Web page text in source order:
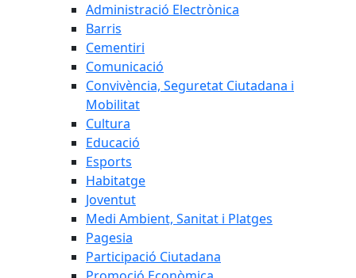
Administració Electrònica
Barris
Cementiri
Comunicació
Convivència, Seguretat Ciutadana i
Mobilitat
Cultura
Educació
Esports
Habitatge
Joventut
Medi Ambient, Sanitat i Platges
Pagesia
Participació Ciutadana